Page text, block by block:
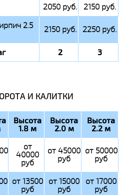
2050 руб.
2150 руб.
2.5
2150 руб. 2250 руб.
2 3
И КАЛИТКИ
Высота
1.8 м
Высота
2.0 м
Высота
2.2 м
от
40000
руб
от 45000
руб
от 50000
руб
от 13500
руб
от 15000
руб
от 17000
руб